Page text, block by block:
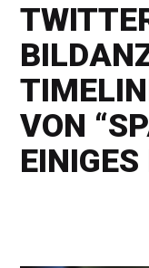
ON
INIGES